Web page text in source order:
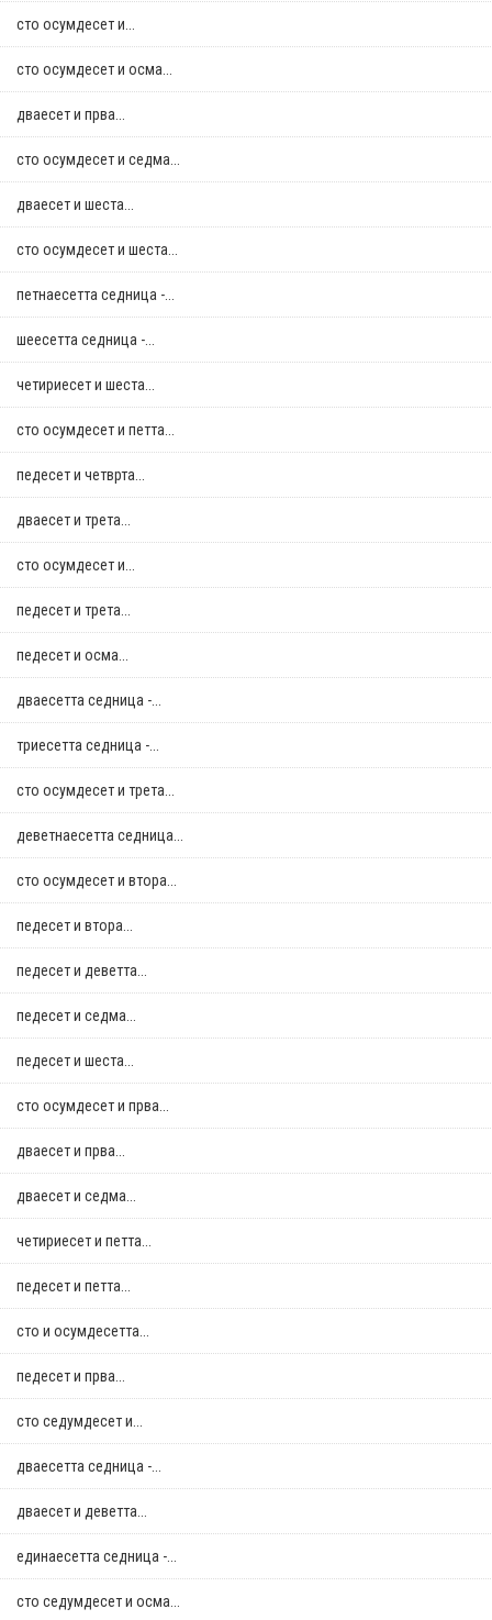
сто осумдесет и...
сто осумдесет и осма...
дваесет и прва...
сто осумдесет и седма...
дваесет и шеста...
сто осумдесет и шеста...
петнаесетта седница -...
шеесетта седница -...
четириесет и шеста...
сто осумдесет и петта...
педесет и четврта...
дваесет и трета...
сто осумдесет и...
педесет и трета...
педесет и осма...
дваесетта седница -...
триесетта седница -...
сто осумдесет и трета...
деветнаесетта седница...
сто осумдесет и втора...
педесет и втора...
педесет и деветта...
педесет и седма...
педесет и шеста...
сто осумдесет и прва...
дваесет и прва...
дваесет и седма...
четириесет и петта...
педесет и петта...
сто и осумдесетта...
педесет и прва...
сто седумдесет и...
дваесетта седница -...
дваесет и деветта...
единаесетта седница -...
сто седумдесет и осма...